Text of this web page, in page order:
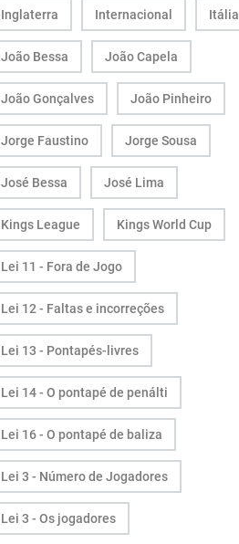
Inglaterra Internacional Itália
João Bessa João Capela
João Gonçalves João Pinheiro
Jorge Faustino Jorge Sousa
José Bessa José Lima
Kings League Kings World Cup
Lei 11 - Fora de Jogo
Lei 12 - Faltas e incorreções
Lei 13 - Pontapés-livres
Lei 14 - O pontapé de penálti
Lei 16 - O pontapé de baliza
Lei 3 - Número de Jogadores
Lei 3 - Os jogadores